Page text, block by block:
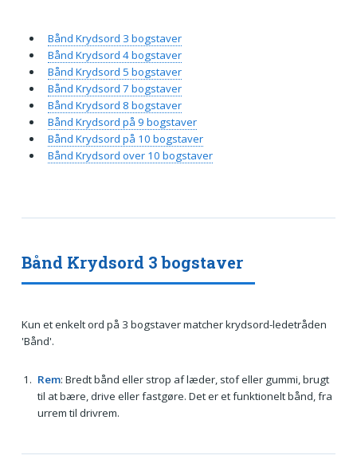
Bånd Krydsord 3 bogstaver
Kun et enkelt ord på 3 bogstaver matcher krydsord-ledetråden
'Bånd'.
Rem: Bredt bånd eller strop af læder, stof eller gummi, brugt
til at bære, drive eller fastgøre. Det er et funktionelt bånd, fra
urrem til drivrem.
Bånd Krydsord 3 bogstaver
Bånd Krydsord 4 bogstaver
Bånd Krydsord 5 bogstaver
Bånd Krydsord 7 bogstaver
Bånd Krydsord 8 bogstaver
Bånd Krydsord på 9 bogstaver
Bånd Krydsord på 10 bogstaver
Bånd Krydsord over 10 bogstaver